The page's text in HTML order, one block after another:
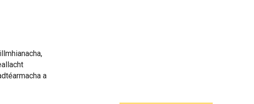
a